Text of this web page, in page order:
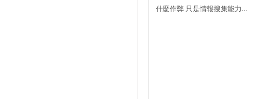
什麼作弊 只是情報搜集能力...